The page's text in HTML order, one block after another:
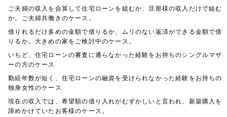
ご夫婦の収入を合算して住宅ローンを組むか、旦那様の収入だけで組む
か。ご夫婦共働きのケース。
借りれるだけ多めの金額で借りるか、ムリのない返済ができる金額で借
りるか。大きめの家をご検討中のケース。
いちど、住宅ローンの審査に通らなかった経験をお持ちのシングルマザ
ーの方のケース
勤続年数が短く、住宅ローンの融資を受けられなかった経験をお持ちの
独身女性のケース
現在の収入では、希望額の借り入れがむずかしいと言われ、新築購入を
諦めかけていたお客様のケース。